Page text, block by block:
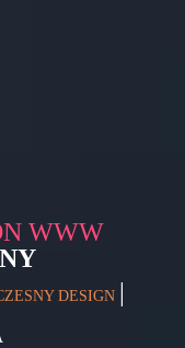
WWW
DESIGN |